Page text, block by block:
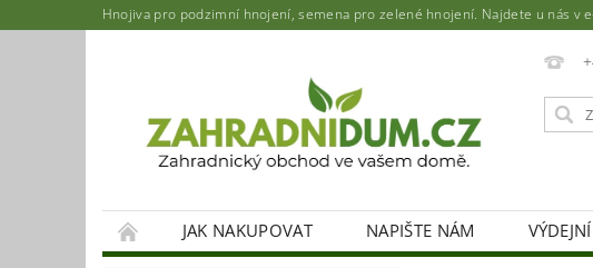
Hnojiva pro podzimní hnojení, semena pro zelené hnojení. Najdete u nás v
JAK NAKUPOVAT NAPIŠTE NÁM